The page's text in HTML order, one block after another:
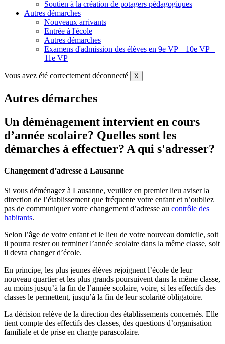
Soutien à la création de potagers pédagogiques
Autres démarches
Nouveaux arrivants
Entrée à l'école
Autres démarches
Examens d'admission des élèves en 9e VP – 10e VP –
11e VP
Vous avez été correctement déconnecté X
Autres démarches
Un déménagement intervient en cours
d’année scolaire? Quelles sont les
démarches à effectuer? A qui s'adresser?
Changement d’adresse à Lausanne
Si vous déménagez à Lausanne, veuillez en premier lieu aviser la
direction de l’établissement que fréquente votre enfant et n’oubliez
pas de communiquer votre changement d’adresse au contrôle des
habitants.
Selon l’âge de votre enfant et le lieu de votre nouveau domicile, soit
il pourra rester ou terminer l’année scolaire dans la même classe, soit
il devra changer d’école.
En principe, les plus jeunes élèves rejoignent l’école de leur
nouveau quartier et les plus grands poursuivent dans la même classe,
au moins jusqu’à la fin de l’année scolaire, voire, si les effectifs des
classes le permettent, jusqu’à la fin de leur scolarité obligatoire.
La décision relève de la direction des établissements concernés. Elle
tient compte des effectifs des classes, des questions d’organisation
familiale et de prise en charge parascolaire.